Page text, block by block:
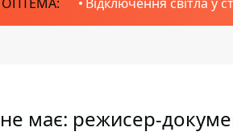
має: режисер-